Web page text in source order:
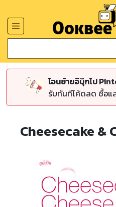
โอนย้ายอีบุ๊กไป
รับทันทีโค้ดลด ซื้อแ
Cheesecake &